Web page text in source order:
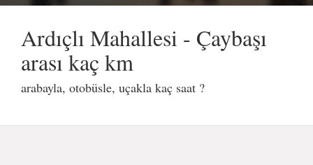
Ardıçlı Mahallesi - Çaybaşı
arası kaç km
arabayla, otobüsle, uçakla kaç saat ?